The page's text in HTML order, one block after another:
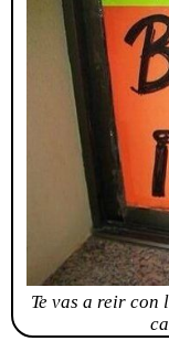
Te vas a reir con